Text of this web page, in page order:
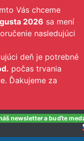
Vás chceme
2026 sa mení
nasledujúci
deň je potrebné
počas trvania
Ďakujeme za
newsletter a buďte